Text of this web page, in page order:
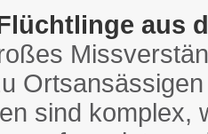
aus
sind komplex,